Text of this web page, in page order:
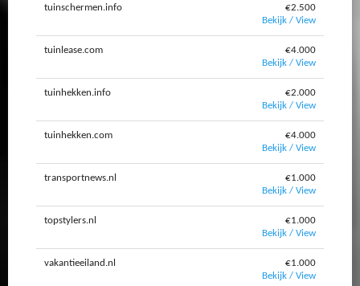
tuinschermen.info
€2.500
Bekijk / View
tuinlease.com
€4.000
Bekijk / View
tuinhekken.info
€2.000
Bekijk / View
tuinhekken.com
€4.000
Bekijk / View
transportnews.nl
€1.000
Bekijk / View
topstylers.nl
€1.000
Bekijk / View
vakantieeiland.nl
€1.000
Bekijk / View